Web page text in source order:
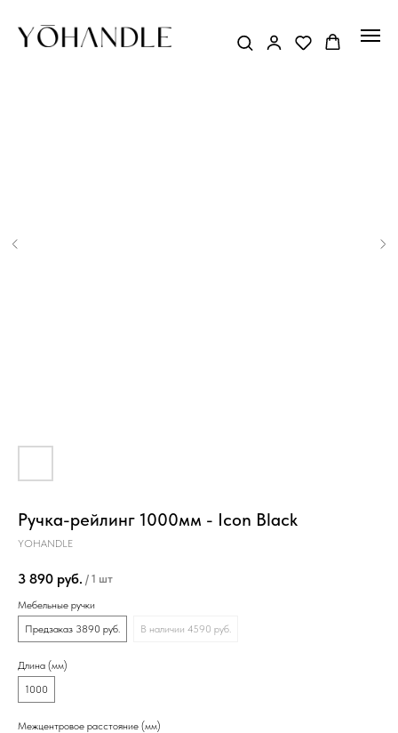
Ручка-рейлинг 1000мм - Icon Black
YOHANDLE
3 890 руб. / 1 шт
Мебельные ручки
Предзаказ 3890 руб.
В наличии 4590 руб.
Длина (мм)
1000
Межцентровое расстояние (мм)